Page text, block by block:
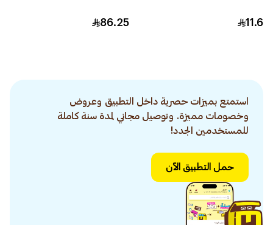
11.6
86.25
استمتع بميزات حصرية داخل التطبيق وعروض
وخصومات مميزة. وتوصيل مجاني لمدة سنة كاملة
للمستخدمين الجدد!
حمل التطبيق الآن